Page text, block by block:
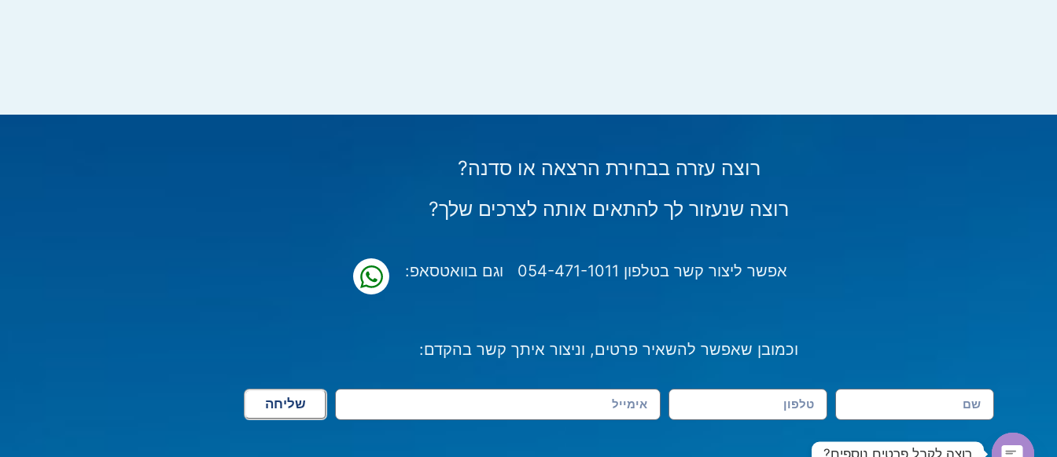
רוצה עזרה בבחירת הרצאה או סדנה?
רוצה שנעזור לך להתאים אותה לצרכים שלך?
אפשר ליצור קשר בטלפון 054-471-1011 וגם בוואטסאפ:
וכמובן שאפשר להשאיר פרטים, וניצור איתך קשר בהקדם:
שליחה
רוצה לקבל פרטים נוספים?